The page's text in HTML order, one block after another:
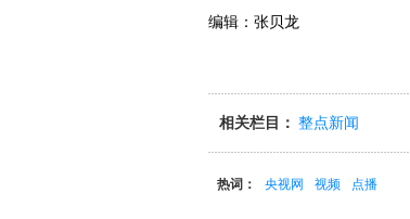
编辑：张贝龙
相关栏目： 整点新闻
热词： 央视网 视频 点播